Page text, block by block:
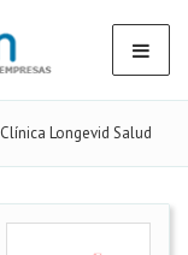
Clínica Longevid Salud